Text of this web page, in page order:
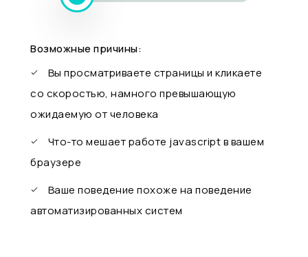
Возможные причины:
Вы просматриваете страницы и кликаете
со скоростью, намного превышающую
ожидаемую от человека
Что-то мешает работе javascript в вашем
браузере
Ваше поведение похоже на поведение
автоматизированных систем